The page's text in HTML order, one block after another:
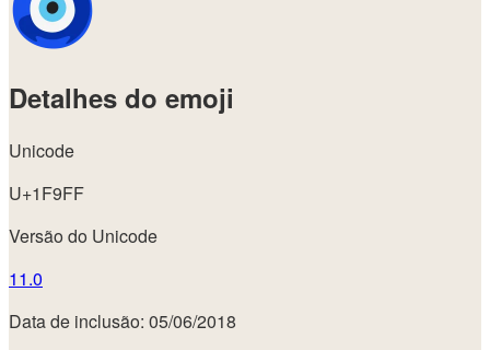
Detalhes do emoji
Unicode
U+1F9FF
Versão do Unicode
11.0
Data de inclusão: 05/06/2018